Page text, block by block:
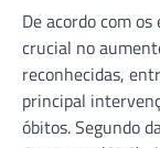
De acordo com
crucial no
reconhecidas,
principal
óbitos. Segundo